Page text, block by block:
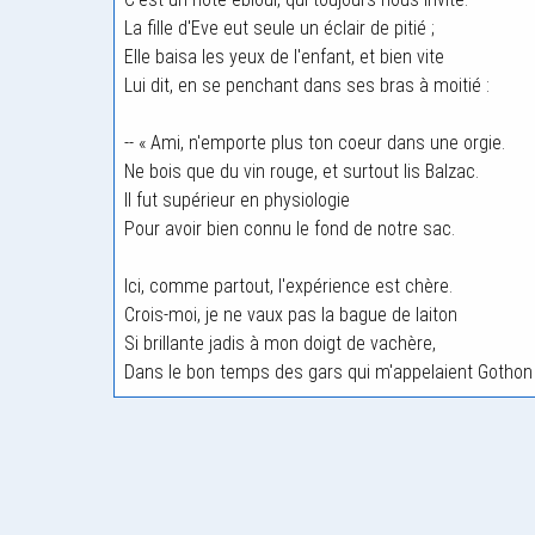
La fille d'Eve eut seule un éclair de pitié ;
Elle baisa les yeux de l'enfant, et bien vite
Lui dit, en se penchant dans ses bras à moitié :
-- « Ami, n'emporte plus ton coeur dans une orgie.
Ne bois que du vin rouge, et surtout lis Balzac.
Il fut supérieur en physiologie
Pour avoir bien connu le fond de notre sac.
Ici, comme partout, l'expérience est chère.
Crois-moi, je ne vaux pas la bague de laiton
Si brillante jadis à mon doigt de vachère,
Dans le bon temps des gars qui m'appelaient Gothon